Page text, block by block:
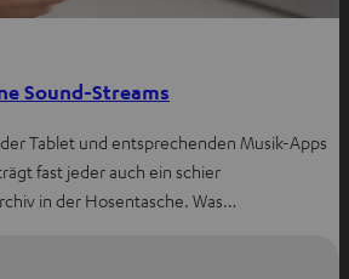
Sound-Streams
Tablet und entsprechenden Musik-Apps
fast jeder auch ein schier
in der Hosentasche. Was…